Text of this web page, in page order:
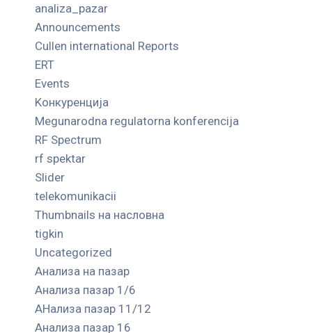
analiza_pazar
Announcements
Cullen international Reports
ERT
Events
Kонкуренција
Megunarodna regulatorna konferencija
RF Spectrum
rf spektar
Slider
telekomunikacii
Thumbnails на насловна
tigkin
Uncategorized
Анализа на пазар
Анализа пазар 1/6
АНализа пазар 11/12
Анализа пазар 16